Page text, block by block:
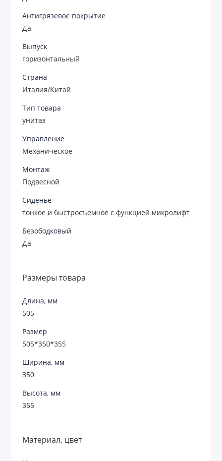
Антигрязевое покрытие
Да
Выпуск
горизонтальный
Страна
Италия/Китай
Тип товара
унитаз
Управление
Механическое
Монтаж
Подвесной
Сиденье
тонкое и быстросъемное с функцией микролифт
Безободковый
Да
Размеры товара
Длина, мм
505
Размер
505*350*355
Ширина, мм
350
Высота, мм
355
Материал, цвет